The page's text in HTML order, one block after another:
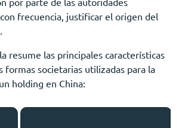
frecuencia, justificar el origen del
resume las principales características
formas societarias utilizadas para la
holding en China: